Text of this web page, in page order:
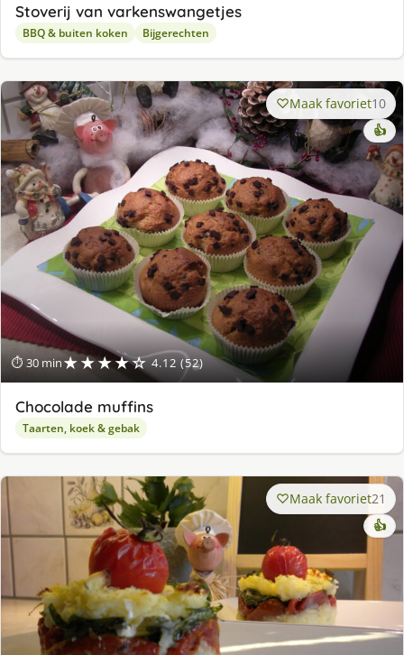
Stoverij van varkenswangetjes
BBQ & buiten koken Bijgerechten
⏱ 30 min★★★★☆ 4.12 (52)
Maak favoriet10
👍
Chocolade muffins
Taarten, koek & gebak
Maak favoriet21
👍